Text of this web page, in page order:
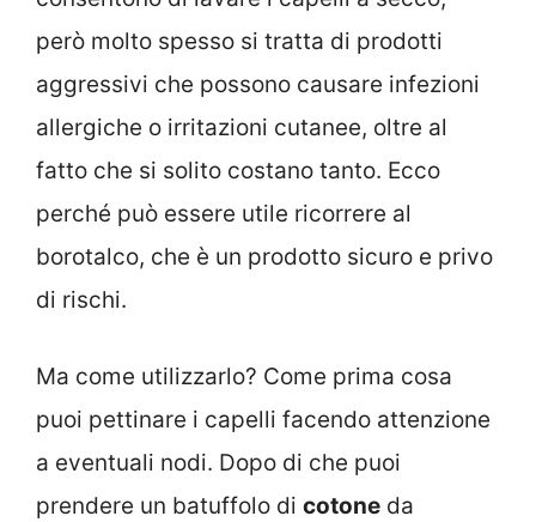
però molto spesso si tratta di prodotti
aggressivi che possono causare infezioni
allergiche o irritazioni cutanee, oltre al
fatto che si solito costano tanto. Ecco
perché può essere utile ricorrere al
borotalco, che è un prodotto sicuro e privo
di rischi.
Ma come utilizzarlo? Come prima cosa
puoi pettinare i capelli facendo attenzione
a eventuali nodi. Dopo di che puoi
prendere un batuffolo di cotone ​ da